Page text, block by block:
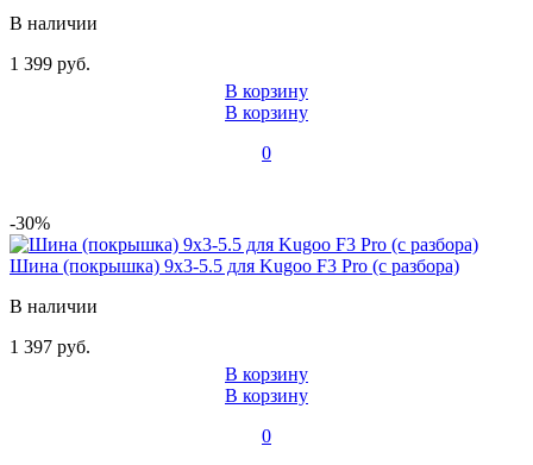
В наличии
1 399 руб.
В корзину
В корзину
0
-30%
Шина (покрышка) 9x3-5.5 для Kugoo F3 Pro (с разбора)
В наличии
1 397 руб.
В корзину
В корзину
0